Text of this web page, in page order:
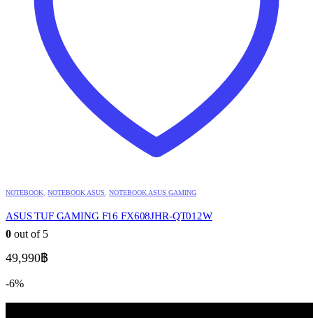
NOTEBOOK NOTEBOOK ASUS NOTEBOOK ASUS GAMING
ASUS TUF GAMING F16 FX608JHR-QT012W
0 out of 5
49,990฿
-6%